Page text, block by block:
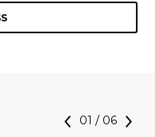
01 / 06